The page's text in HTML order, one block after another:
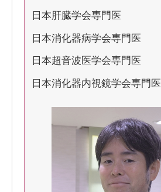
日本肝臓学会専門医
日本消化器病学会専門医
日本超音波医学会専門医
日本消化器内視鏡学会専門医